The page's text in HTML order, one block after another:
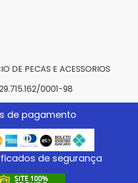
DE PECAS E ACESSORIOS
0001-98
de pagamento
de segurança